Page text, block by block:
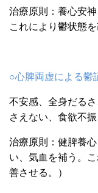
治療原則：養心安
これにより鬱状態を
○心脾両虚による鬱
不安感、全身だる
さえない、食欲不
治療原則：健脾養
い、気血を補う。こ
善させる。）